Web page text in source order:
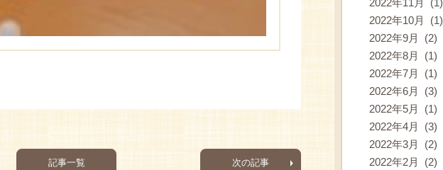
記事一覧 次の記事
2022年11月 (1)
2022年10月 (1)
2022年9月 (2)
2022年8月 (1)
2022年7月 (1)
2022年6月 (3)
2022年5月 (1)
2022年4月 (3)
2022年3月 (2)
2022年2月 (2)